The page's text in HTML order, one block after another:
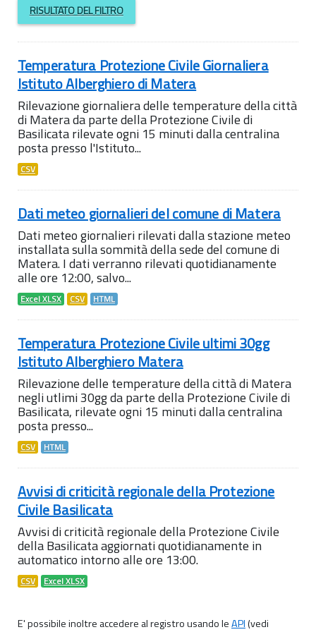
RISULTATO DEL FILTRO
Temperatura Protezione Civile Giornaliera
Istituto Alberghiero di Matera
Rilevazione giornaliera delle temperature della città
di Matera da parte della Protezione Civile di
Basilicata rilevate ogni 15 minuti dalla centralina
posta presso l'Istituto...
CSV
Dati meteo giornalieri del comune di Matera
Dati meteo giornalieri rilevati dalla stazione meteo
installata sulla sommità della sede del comune di
Matera. I dati verranno rilevati quotidianamente
alle ore 12:00, salvo...
Excel XLSX CSV HTML
Temperatura Protezione Civile ultimi 30gg
Istituto Alberghiero Matera
Rilevazione delle temperature della città di Matera
negli utlimi 30gg da parte della Protezione Civile di
Basilicata, rilevate ogni 15 minuti dalla centralina
posta presso...
CSV HTML
Avvisi di criticità regionale della Protezione
Civile Basilicata
Avvisi di criticità regionale della Protezione Civile
della Basilicata aggiornati quotidianamente in
automatico intorno alle ore 13:00.
CSV Excel XLSX
E' possibile inoltre accedere al registro usando leAPI(vedi